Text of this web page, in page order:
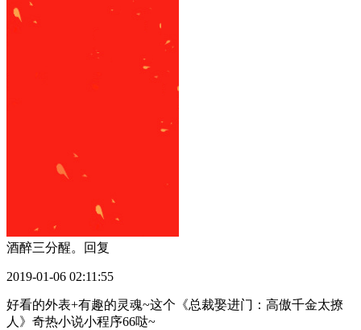
酒醉三分醒。 回复
2019-01-06 02:11:55
好看的外表+有趣的灵魂~这个《总裁娶进门：高傲千金太撩
人》奇热小说小程序66哒~